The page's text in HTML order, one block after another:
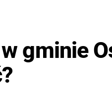
gminie